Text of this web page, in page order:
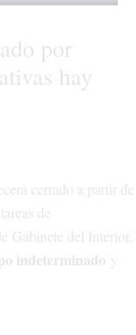
por
hay
cerrado a partir de
de
Gabinete del Interior,
indeterminado y